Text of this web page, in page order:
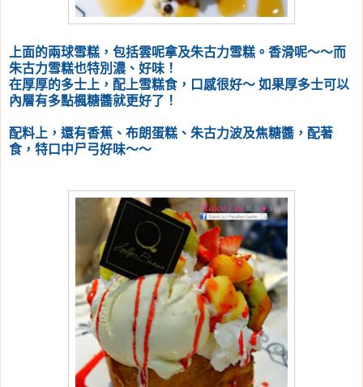
上面的兩球雪糕，包括雲呢拿及朱古力雪糕。香滑呢～～而
朱古力雪糕也特別濃、好味！
在厚厚的多士上，配上雪糕食，口感很好～ 如果厚多士可以
內層有多點楓糖醬就更好了！
配料上，還有香蕉、布朗蛋糕、朱古力波及焦糖醬，配著
食，特口中尸弓好味～～